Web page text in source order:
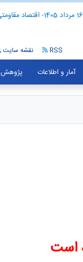
- اقتصاد
نقشه سایت RSS
آمار و اطلاعات پژوهش
است